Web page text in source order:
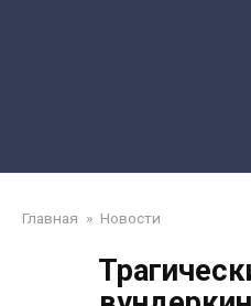
Главная » Новости